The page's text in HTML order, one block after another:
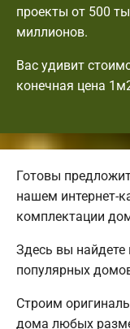
проекты от 500
миллионов.
Вас удивит
конечная цена
Готовы
нашем интернет-
комплектации
Здесь вы найдете
популярных
Строим
дома любых